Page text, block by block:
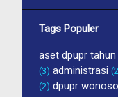
Tags Populer
aset dpupr tahun
(3) administrasi
(2) dpupr